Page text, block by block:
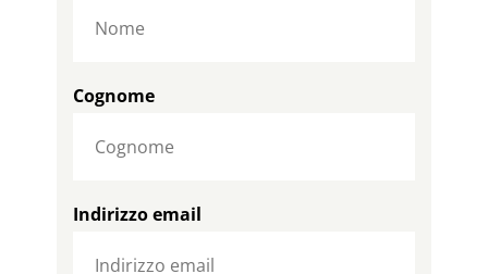
Cognome
Indirizzo email